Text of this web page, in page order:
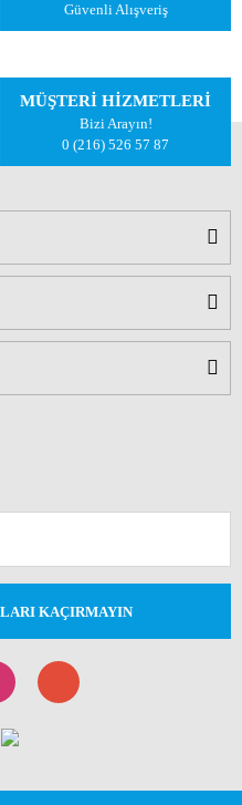
Güvenli Alışveriş
MÜŞTERİ HİZMETLERİ
Bizi Arayın!
0 (216) 526 57 87
KAÇIRMAYIN